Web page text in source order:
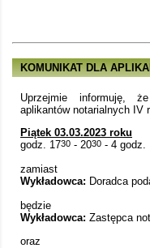
KOMUNIKAT DLA
Uprzejmie informuję,
aplikantów notarialnych IV
Piątek 03.03.2023 roku
godz. 1730 - 2030 - 4 godz.
zamiast
Wykładowca: Doradca
będzie
Wykładowca: Zastępca
oraz